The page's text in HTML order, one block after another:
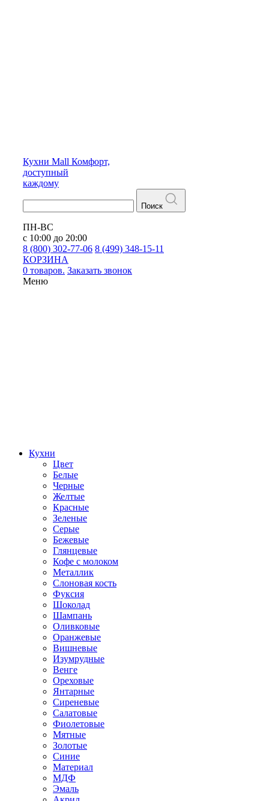
Кухни Mall Комфорт,
доступный
каждому
Поиск
ПН-ВС
с 10:00 до 20:00
8 (800) 302-77-06 8 (499) 348-15-11
КОРЗИНА
0 товаров. Заказать звонок
Меню
Кухни
Цвет
Белые
Черные
Желтые
Красные
Зеленые
Серые
Бежевые
Глянцевые
Кофе с молоком
Металлик
Слоновая кость
Фуксия
Шоколад
Шампань
Оливковые
Оранжевые
Вишневые
Изумрудные
Венге
Ореховые
Янтарные
Сиреневые
Салатовые
Фиолетовые
Мятные
Золотые
Синие
Материал
МДФ
Эмаль